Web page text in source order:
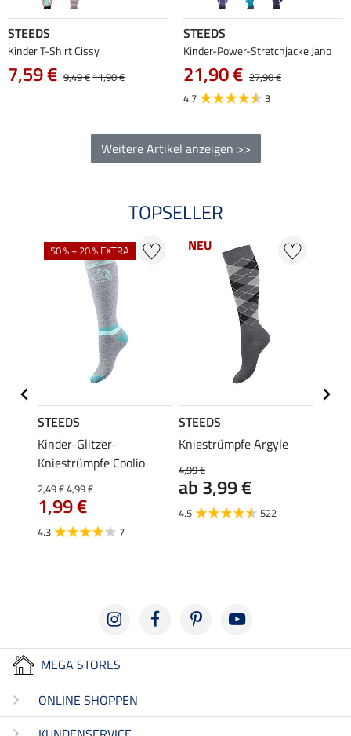
STEEDS
Kinder T-Shirt Cissy
7,59 € 9,49 €11,90 €
STEEDS
Kinder-Power-Stretchjacke Jano
21,90 € 27,90 €
4.7
3
Weitere Artikel anzeigen >>
TOPSELLER
50 % + 20 % EXTRA
STEEDS
Kinder-Glitzer-
Kniestrümpfe Coolio
2,49 €4,99 €
1,99 €
4.3 7
NEU
STEEDS
Kniestrümpfe Argyle
4,99 €
ab 3,99 €
4.5 522
MEGA STORES
ONLINE SHOPPEN